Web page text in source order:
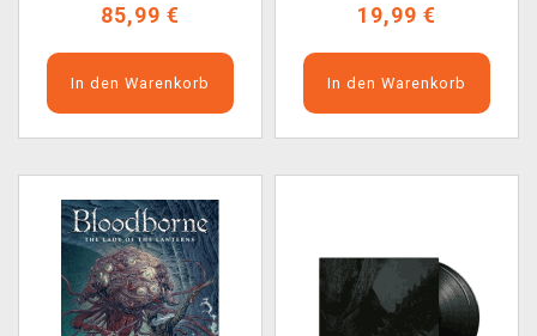
85,99 €
In den Warenkorb
19,99 €
In den Warenkorb